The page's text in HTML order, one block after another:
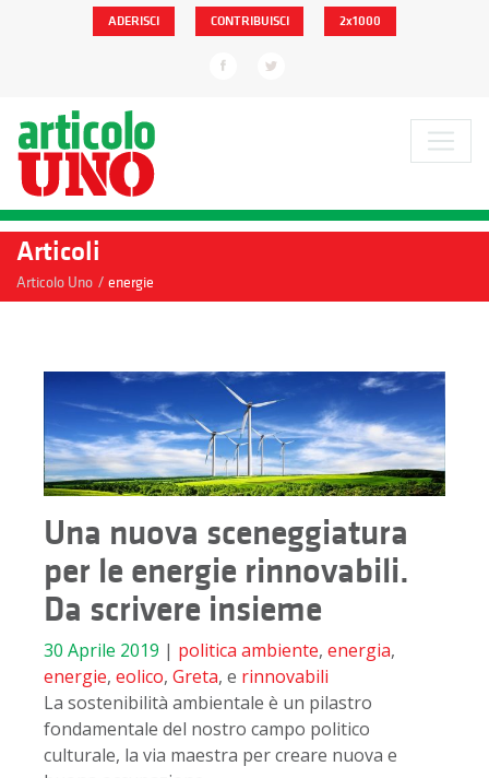
ADERISCI CONTRIBUISCI 2x1000
Articoli
Articolo Uno / energie
Una nuova sceneggiatura
per le energie rinnovabili.
Da scrivere insieme
30 Aprile 2019 | politica ambiente, energia,
energie, eolico, Greta, e rinnovabili
La sostenibilità ambientale è un pilastro
fondamentale del nostro campo politico
culturale, la via maestra per creare nuova e